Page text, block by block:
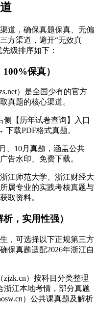
道，确保真题保真、无偏
方渠道，避开“无效真
级排序如下：
保真）
）是全国少有的官方
真题的核心渠道。
【历年试卷查询】入口
载PDF格式真题。
、10月真题，涵盖公共
告水印、免费下载。
江师范大学、浙江财经大
属专业的实践考核真题与
取资料。
，实用性强）
，可选择以下正规第三方
保真题适配2026年浙江自
）按科目分类整理
浙江本地考情，部分真题
）公共课真题及解析